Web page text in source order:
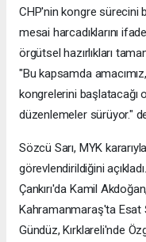
CHP'nin kongre sürecini
mesai harcadıklarını
örgütsel hazırlıkları
"Bu kapsamda
kongrelerini başlatacağı
düzenlemeler sürüyor."
Sözcü Sarı, MYK
görevlendirildiğini
Çankırı'da Kamil
Kahramanmaraş'ta Esat
Gündüz, Kırklareli'nde